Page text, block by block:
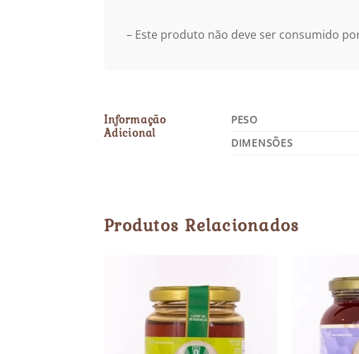
– Este produto não deve ser consumido
Informação
Adicional
PESO
DIMENSÕES
Produtos Relacionados